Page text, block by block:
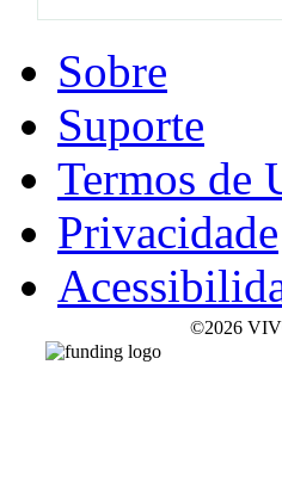
Sobre
Suporte
Termos de
Privacidade
©2026